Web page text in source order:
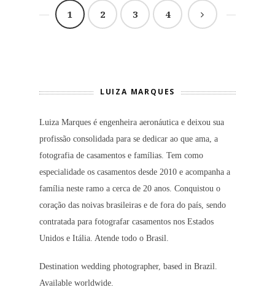
1 2 3 4
LUIZA MARQUES
Luiza Marques é engenheira aeronáutica e deixou sua
profissão consolidada para se dedicar ao que ama, a
fotografia de casamentos e famílias. Tem como
especialidade os casamentos desde 2010 e acompanha a
família neste ramo a cerca de 20 anos. Conquistou o
coração das noivas brasileiras e de fora do país, sendo
contratada para fotografar casamentos nos Estados
Unidos e Itália. Atende todo o Brasil.
Destination wedding photographer, based in Brazil.
Available worldwide.